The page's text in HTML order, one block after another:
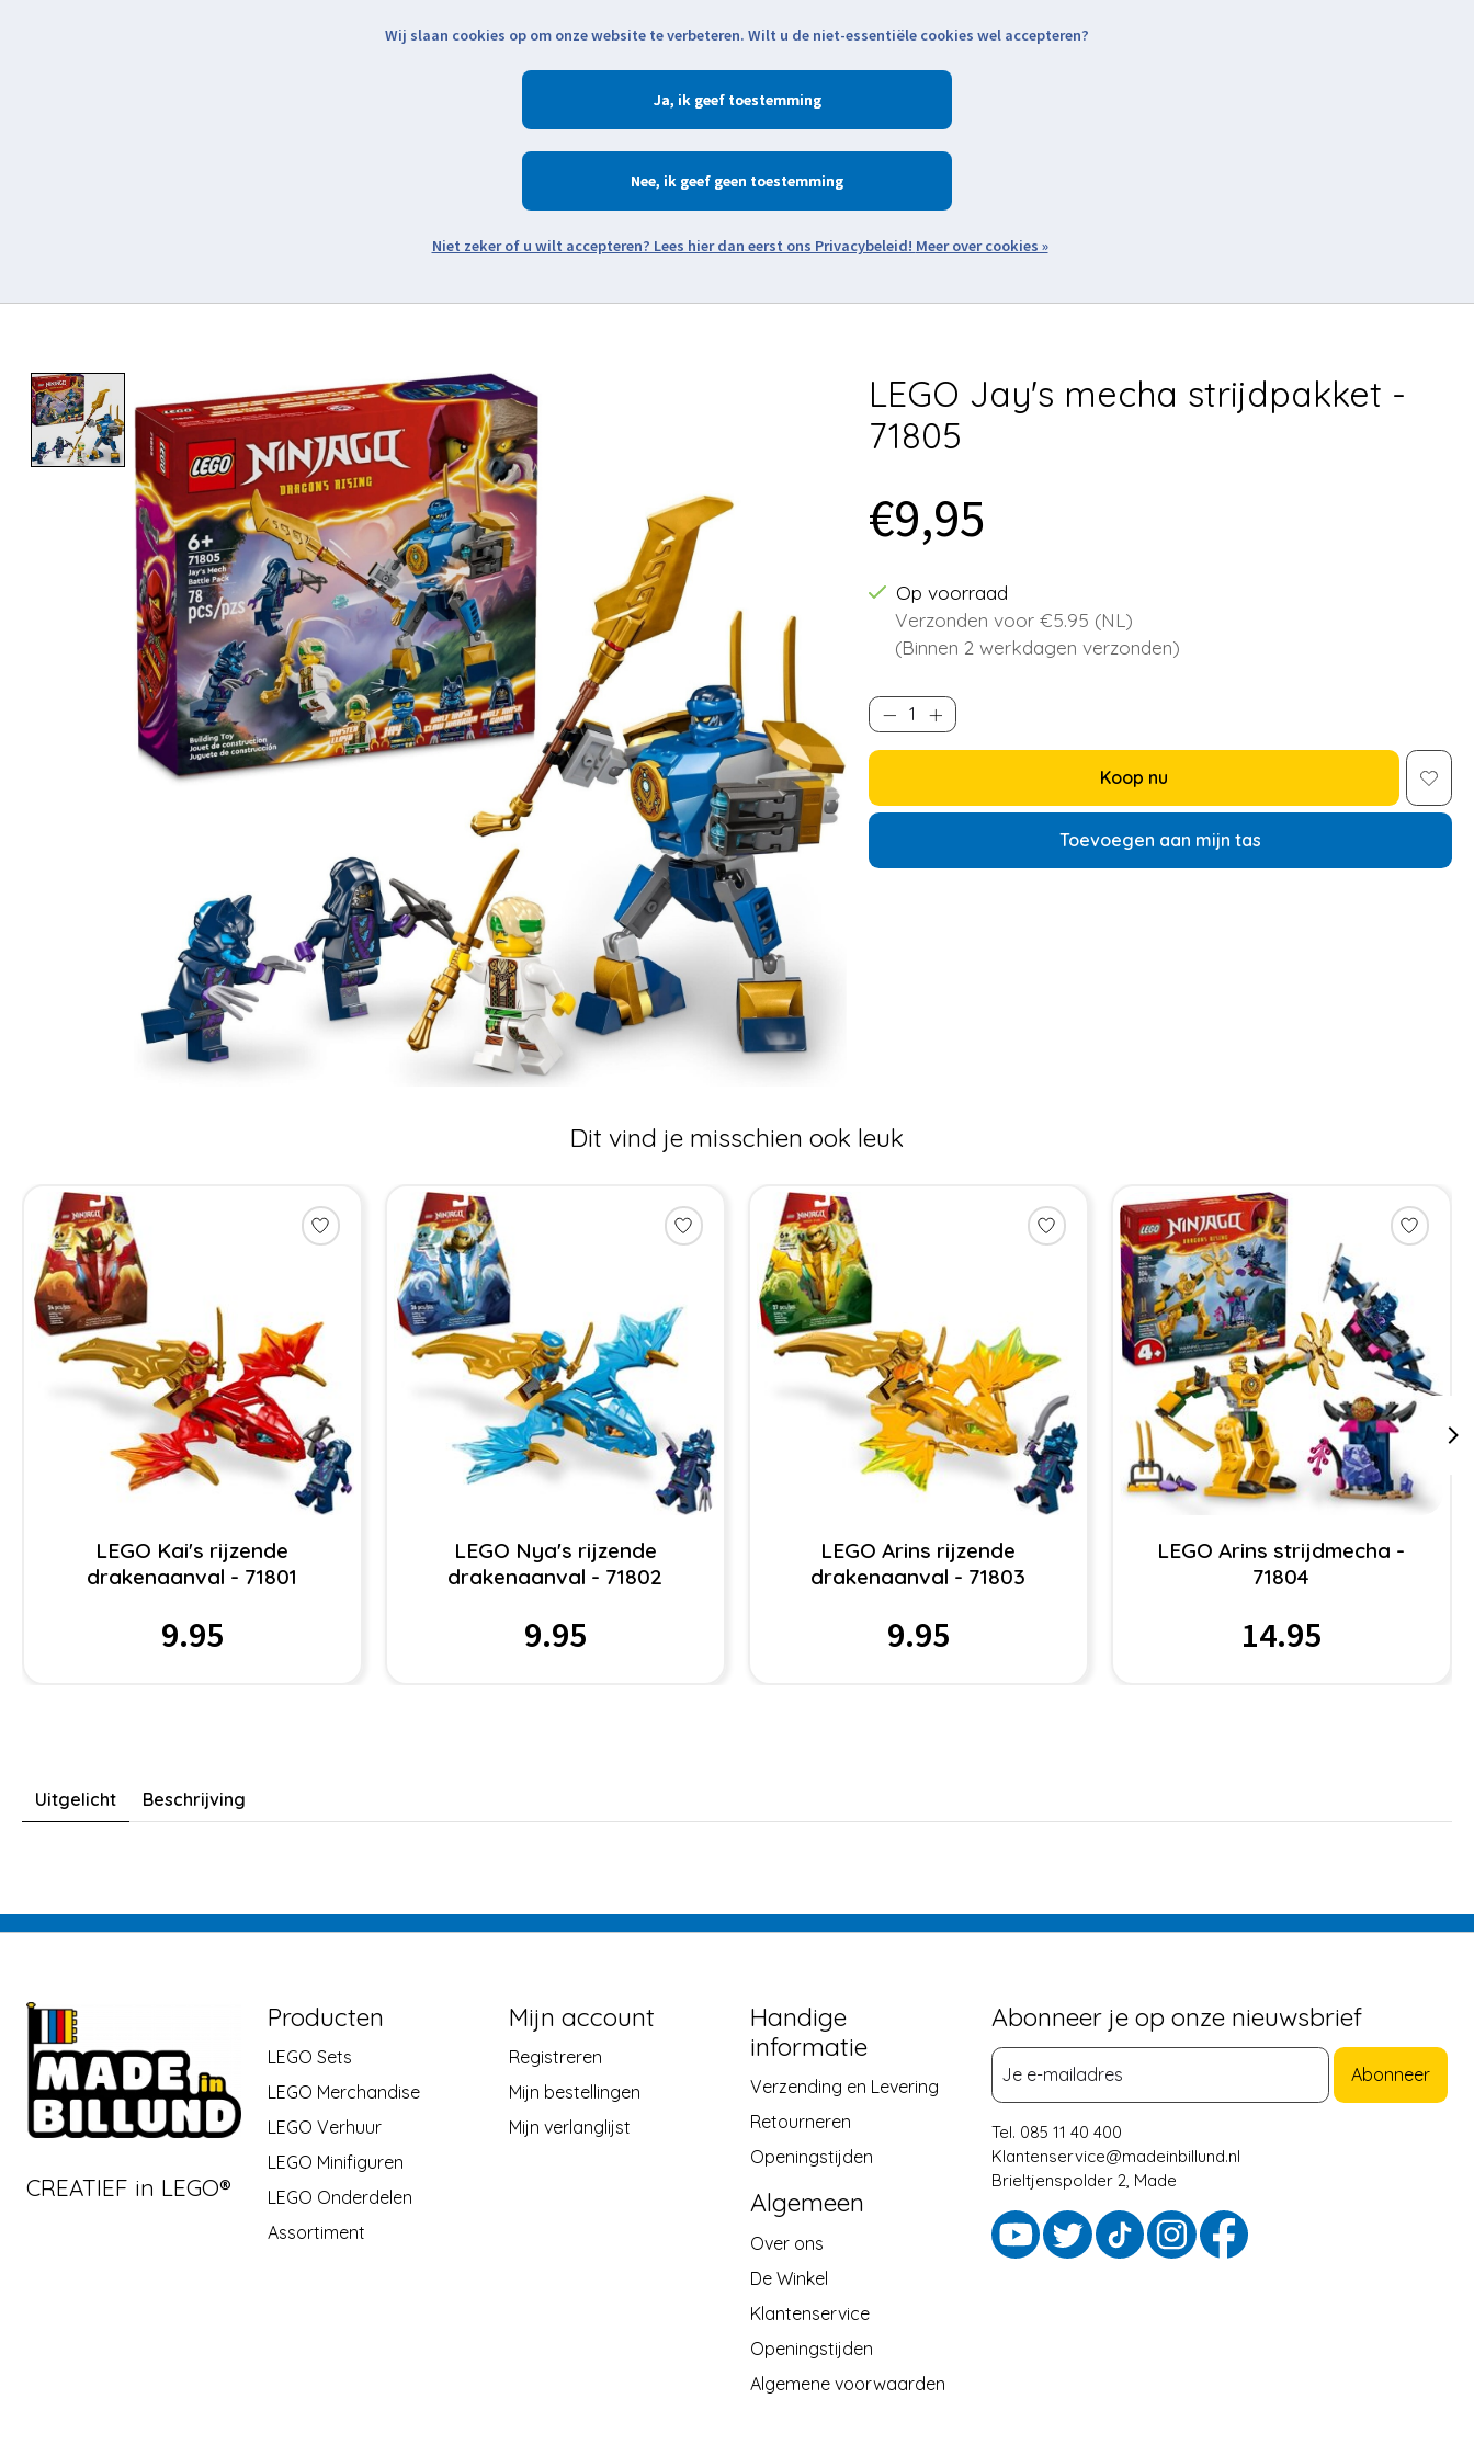
Zoeken
Product image slideshow Items
LEGO Jay's mecha strijdpakket -
71805
€9,95
Op voorraad
Verzonden voor €5.95 (NL)
(Binnen 2 werkdagen verzonden)
Koop nu
Toevoegen aan mijn tas
Dit vind je misschien ook leuk
Items van productcarrousel
LEGO Kai's rijzende
drakenaanval - 71801
9.95
LEGO Nya's rijzende
drakenaanval - 71802
9.95
LEGO Arins rijzende
drakenaanval - 71803
9.95
LEGO Arins strijdmecha -
71804
14.95
Uitgelicht Beschrijving
CREATIEF in LEGO®
Producten
LEGO Sets
LEGO Merchandise
LEGO Verhuur
LEGO Minifiguren
LEGO Onderdelen
Assortiment
Mijn account
Registreren
Mijn bestellingen
Mijn verlanglijst
Handige
informatie
Verzending en Levering
Retourneren
Openingstijden
Algemeen
Over ons
De Winkel
Klantenservice
Openingstijden
Algemene voorwaarden
Abonneer je op onze nieuwsbrief
Abonneer
Tel. 085 11 40 400
Klantenservice@madeinbillund.nl
Brieltjenspolder 2, Made
Wij slaan cookies op om onze website te verbeteren. Wilt u de niet-essentiële cookies wel accepteren?
Ja
Nee
Meer over cookies »